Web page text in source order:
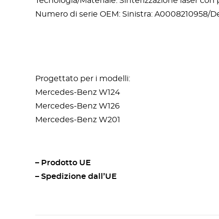
Numero di serie OEM: Sinistra: A0008210958/
Progettato per i modelli:
Mercedes-Benz W124
Mercedes-Benz W126
Mercedes-Benz W201
– Prodotto UE
– Spedizione dall’UE